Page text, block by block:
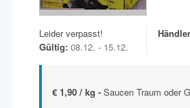
Leider verpasst!
Gültig: 08.12. - 15.12.
€ 1,90 / kg - Saucen Traum oder